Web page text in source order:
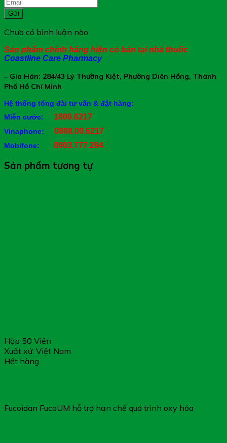
tổng đài tư vấn Hệ Thống Nhà Thuốc Gia Hân Pharmacy:
1800.6217 để được phục vụ
Xin cảm ơn Quý khách hàng
Gửi
Chưa có bình luận nào
Sản phẩm chính hãng hiện có bán tại nhà thuốc
Coastline Care Pharmacy
– Gia Hân: 284/43 Lý Thường Kiệt, Phường Diên Hồng, Thành
Phố Hồ Chí Minh
Hệ thống tổng đài tư vấn & đặt hàng:
Miễn cước: 1800.6217
Vinaphone: 0888.00.6217
Mobifone: 0903.777.294
Sản phẩm tương tự
Hộp 50 Viên
Xuất xứ: Việt Nam
Hết hàng
Fucoidan FucoUM hỗ trợ hạn chế quá trình oxy hóa